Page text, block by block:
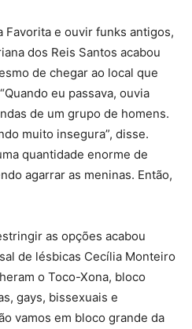
Favorita e ouvir funks antigos,
dos Reis Santos acabou
de chegar ao local que
eu passava, ouvia
de um grupo de homens.
muito insegura”, disse.
quantidade enorme de
agarrar as meninas. Então,
as opções acabou
de lésbicas Cecília Monteiro
o Toco-Xona, bloco
gays, bissexuais e
vamos em bloco grande da